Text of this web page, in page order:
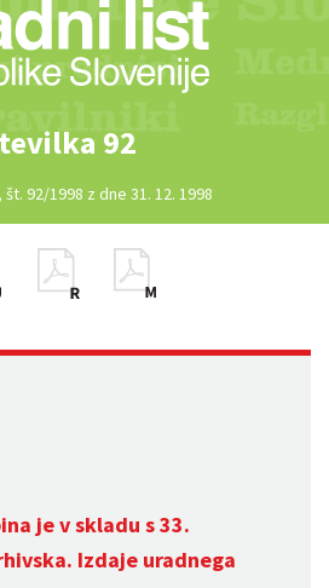
92
92/1998 z dne 31. 12. 1998
je v skladu s 33.
Izdaje uradnega